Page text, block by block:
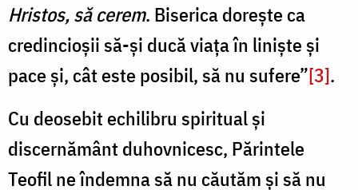
Hristos, să cerem. Biserica dorește ca
credincioșii să-și ducă viața în liniște și
pace și, cât este posibil, să nu sufere”[3].
Cu deosebit echilibru spiritual și
discernământ duhovnicesc, Părintele
Teofil ne îndemna să nu căutăm și să nu